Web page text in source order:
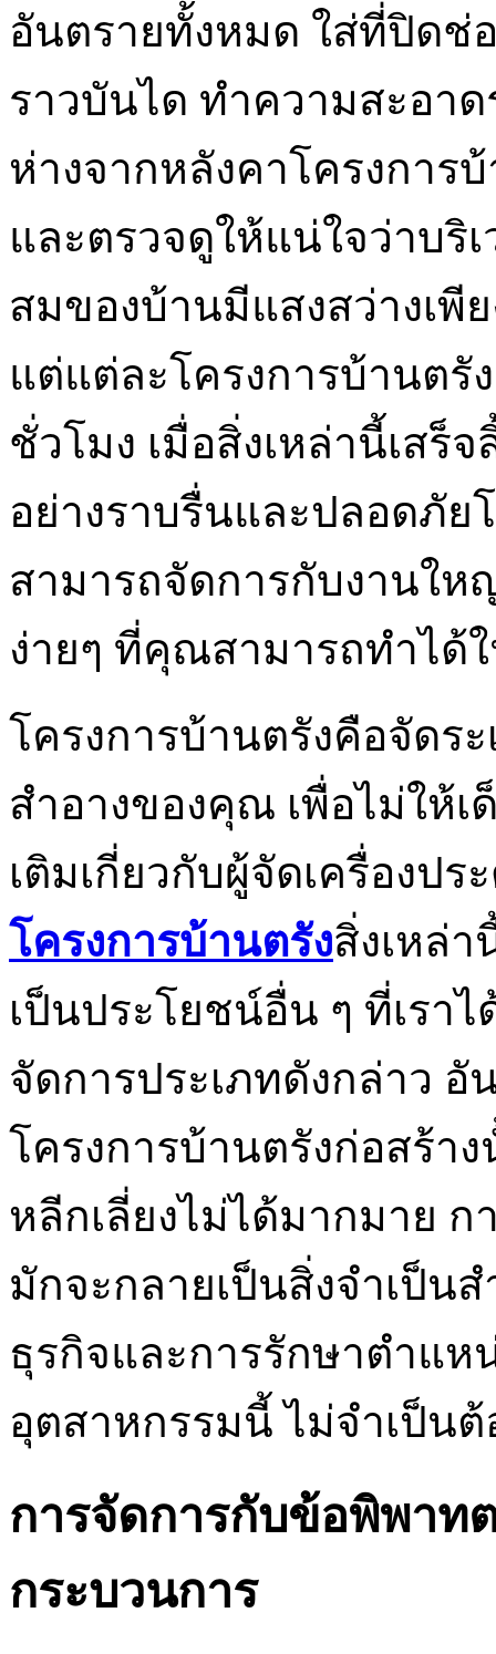
อันตรายทั้งหมด ใส่ที่ปิดช่
ราวบันได ทำความสะอา
ห่างจากหลังคาโครงการ
และตรวจดูให้แน่ใจว่าบริ
สมของบ้านมีแสงสว่างเพี
แต่แต่ละโครงการบ้านตรั
ชั่วโมง เมื่อสิ่งเหล่านี้เส
อย่างราบรื่นและปลอดภัย
สามารถจัดการกับงานใ
ง่ายๆ ที่คุณสามารถทำได้
โครงการบ้านตรังคือจัดระ
สำอางของคุณ เพื่อไม่ให้เ
เติมเกี่ยวกับผู้จัดเครื่องป
โครงการบ้านตรังสิ่งเหล่
เป็นประโยชน์อื่น ๆ ที่เรา
จัดการประเภทดังกล่าว อั
โครงการบ้านตรังก่อสร้า
หลีกเลี่ยงไม่ได้มากมาย
มักจะกลายเป็นสิ่งจำเป็น
ธุรกิจและการรักษาตำแห
อุตสาหกรรมนี้ ไม่จำเป็น
การจัดการกับข้อพิพา
กระบวนการ